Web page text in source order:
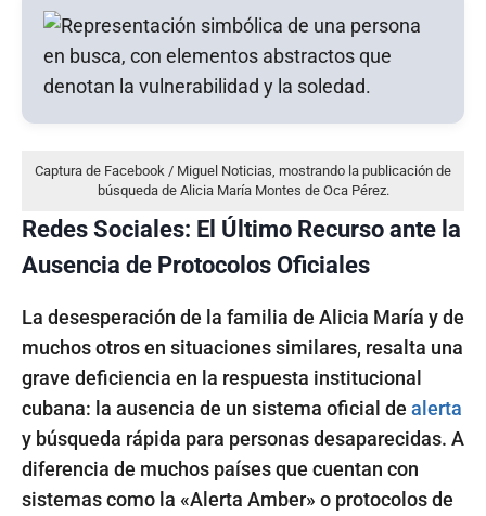
Captura de Facebook / Miguel Noticias, mostrando la publicación de
búsqueda de Alicia María Montes de Oca Pérez.
Redes Sociales: El Último Recurso ante la
Ausencia de Protocolos Oficiales
La desesperación de la familia de Alicia María y de
muchos otros en situaciones similares, resalta una
grave deficiencia en la respuesta institucional
cubana: la ausencia de un sistema oficial de alerta
y búsqueda rápida para personas desaparecidas. A
diferencia de muchos países que cuentan con
sistemas como la «Alerta Amber» o protocolos de